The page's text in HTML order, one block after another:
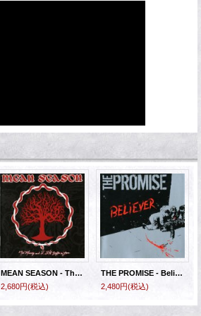
MEAN SEASON - The Memory And I Still Suffer [CD]
2,680円(税込)
THE PROMISE - Believer [CD]
2,480円(税込)